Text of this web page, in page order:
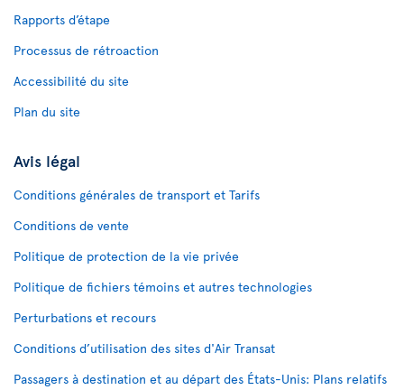
Rapports d’étape
Processus de rétroaction
Accessibilité du site
Plan du site
Avis légal
Conditions générales de transport et Tarifs
Conditions de vente
Politique de protection de la vie privée
Politique de fichiers témoins et autres technologies
Perturbations et recours
Conditions d’utilisation des sites d'Air Transat
Passagers à destination et au départ des États-Unis: Plans relatifs